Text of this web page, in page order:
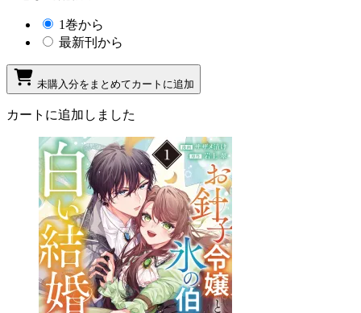
1巻から
最新刊から
未購入分をまとめてカートに追加
カートに追加しました